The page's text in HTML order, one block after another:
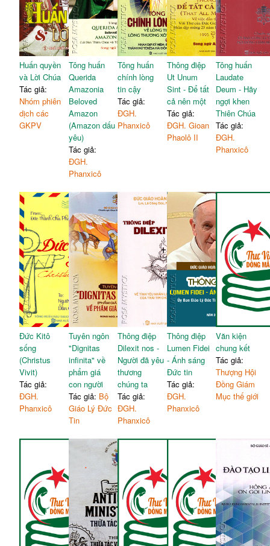
Huấn quyền
và Lời Chúa
Tác giả:
Nhóm phiên
dịch các
GKPV
Tông huấn
Querida
Amazonia
Beloved
Amazon
(Amazon dấu
yêu)
Tác giả:
ĐGH.
Phanxicô
Tông huấn
chính lòng
tin cậy
Tác giả:
ĐGH.
Phanxicô
Thông điệp
Ut Unum
Sint - Để tất
cả nên một
Tác giả:
ĐGH. Gioan
Phaolô II
Tông huấn
Laudate
Deum - Hãy
ngợi khen
Thiên Chúa
Tác giả:
ĐGH.
Phanxicô
Đức Kitô
sống
(Christus
Vivit)
Tác giả:
ĐGH.
Phanxicô
Tuyên ngôn
"Dignitas
infinita" về
phẩm giá
con người
Tác giả: Bộ
Giáo Lý Đức
Tin
Thông điệp
Dilexit nos -
Người đã yêu
thương
chúng ta
Tác giả:
ĐGH.
Phanxicô
Thông điệp
Lumen Fidei
- Ánh sáng
Đức tin
Tác giả:
ĐGH.
Phanxicô
Văn kiện
chung kết
Tác giả:
Thượng Hội
Đồng Giám
Mục thế giới